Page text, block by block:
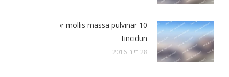
10 Reasons for mollis massa pulvinar
tincidun
28 ביוני 2016